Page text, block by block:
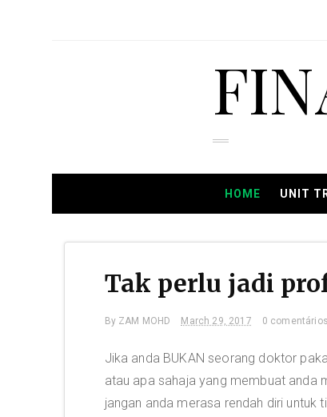
HOME UNIT
Tak perlu jadi
By ZAM MOHD March 29, 2017 0 comentários
Jika anda BUKAN seorang doktor
atau apa sahaja yang membuat anda
jangan anda merasa rendah diri untuk